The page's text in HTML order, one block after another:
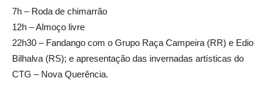
7h – Roda de chimarrão
12h – Almoço livre
22h30 – Fandango com o Grupo Raça Campeira (RR) e Edio
Bilhalva (RS); e apresentação das invernadas artísticas do
CTG – Nova Querência.